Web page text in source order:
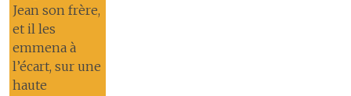
Jean son frère,
et il les
emmena à
l’écart, sur une
haute